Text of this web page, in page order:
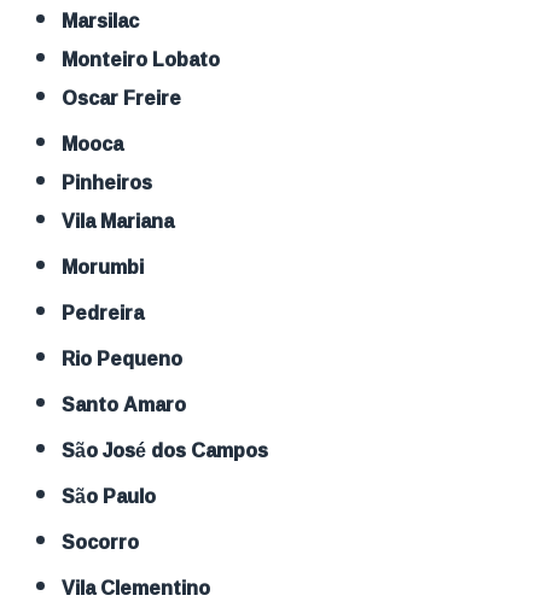
Marsilac
Monteiro Lobato
Oscar Freire
Mooca
Pinheiros
Vila Mariana
Morumbi
Pedreira
Rio Pequeno
Santo Amaro
São José dos Campos
São Paulo
Socorro
Vila Clementino